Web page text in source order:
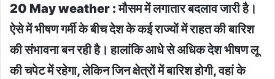
20 May weather : मौसम में लगातार बदलाव जारी है।
ऐसे में भीषण गर्मी के बीच देश के कई राज्यों में राहत की बारिश
की संभावना बन रही है। हालांकि आधे से अधिक देश भीषण लू
की चपेट में रहेगा, लेकिन जिन क्षेत्रों में बारिश होगी, वहां के